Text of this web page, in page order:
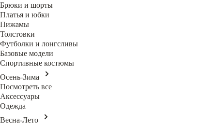
Брюки и шорты
Платья и юбки
Пижамы
Толстовки
Футболки и лонгсливы
Базовые модели
Спортивные костюмы
Осень-Зима
Посмотреть все
Аксессуары
Одежда
Весна-Лето